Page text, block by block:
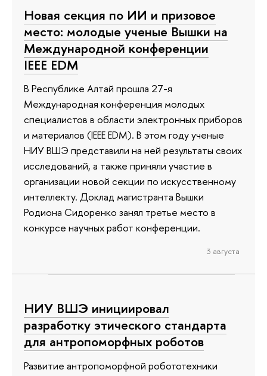
Новая секция по ИИ и призовое
место: молодые ученые Вышки на
Международной конференции
IEEE EDM
В Республике Алтай прошла 27-я
Международная конференция молодых
специалистов в области электронных приборов
и материалов (IEEE EDM). В этом году ученые
НИУ ВШЭ представили на ней результаты своих
исследований, а также приняли участие в
организации новой секции по искусственному
интеллекту. Доклад магистранта Вышки
Родиона Сидоренко занял третье место в
конкурсе научных работ конференции.
3 августа
НИУ ВШЭ инициировал
разработку этического стандарта
для антропоморфных роботов
Развитие антропоморфной робототехники